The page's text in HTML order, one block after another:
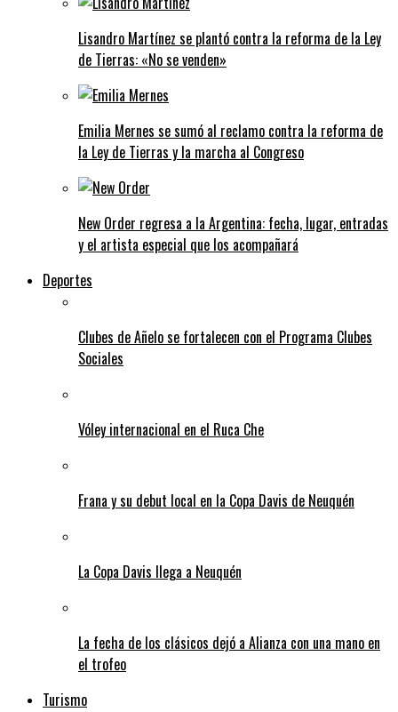
Lisandro Martínez se plantó contra la reforma de la Ley
de Tierras: «No se venden»
Emilia Mernes se sumó al reclamo contra la reforma de
la Ley de Tierras y la marcha al Congreso
New Order regresa a la Argentina: fecha, lugar, entradas
y el artista especial que los acompañará
Deportes
Clubes de Añelo se fortalecen con el Programa Clubes
Sociales
Vóley internacional en el Ruca Che
Frana y su debut local en la Copa Davis de Neuquén
La Copa Davis llega a Neuquén
La fecha de los clásicos dejó a Alianza con una mano en
el trofeo
Turismo